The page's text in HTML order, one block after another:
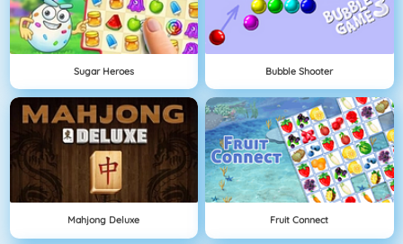
Sugar Heroes Bubble Shooter
Mahjong Deluxe Fruit Connect